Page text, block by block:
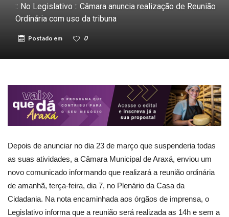
:: No Legislativo :: Câmara anuncia realização de Reunião
Ordinária com uso da tribuna
Postado em 0
Depois de anunciar no dia 23 de março que suspenderia todas
as suas atividades, a Câmara Municipal de Araxá, enviou um
novo comunicado informando que realizará a reunião ordinária
de amanhã, terça-feira, dia 7, no Plenário da Casa da
Cidadania. Na nota encaminhada aos órgãos de imprensa, o
Legislativo informa que a reunião será realizada as 14h e sem a